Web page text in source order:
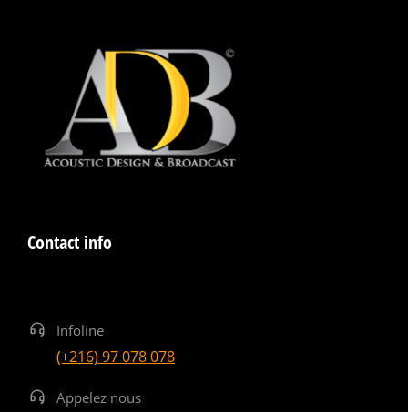
Contact info
Infoline
(+216) 97 078 078
Appelez nous